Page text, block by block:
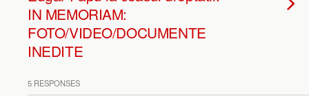
IN MEMORIAM:
FOTO/VIDEO/DOCUMENTE
INEDITE
5 RESPONSES